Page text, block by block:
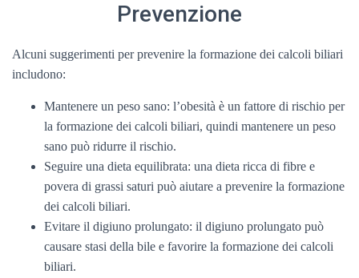
Prevenzione
Alcuni suggerimenti per prevenire la formazione dei calcoli biliari
includono:
Mantenere un peso sano: l’obesità è un fattore di rischio per
la formazione dei calcoli biliari, quindi mantenere un peso
sano può ridurre il rischio.
Seguire una dieta equilibrata: una dieta ricca di fibre e
povera di grassi saturi può aiutare a prevenire la formazione
dei calcoli biliari.
Evitare il digiuno prolungato: il digiuno prolungato può
causare stasi della bile e favorire la formazione dei calcoli
biliari.